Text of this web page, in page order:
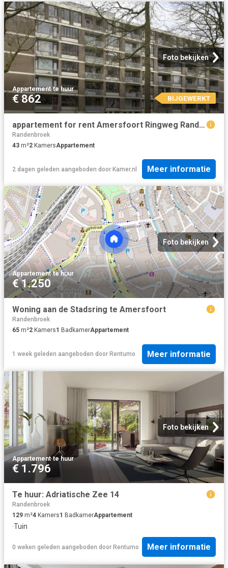
Foto bekijken
Appartement·te huur
€ 862 BIJGEWERKT
appartement for rent Amersfoort Ringweg Randenbroek
Randenbroek
43 m²2 KamersAppartement
2 dagen geleden aangeboden door Kamer.nl Meer informatie
Foto bekijken
Appartement·te huur
€ 1.250
Woning aan de Stadsring te Amersfoort
Randenbroek
65 m²2 Kamers1 BadkamerAppartement
1 week geleden aangeboden door Rentumo Meer informatie
Foto bekijken
Appartement·te huur
€ 1.796
Te huur: Adriatische Zee 14
Randenbroek
129 m²4 Kamers1 BadkamerAppartement
·Tuin
0 weken geleden aangeboden door Rentumo Meer informatie